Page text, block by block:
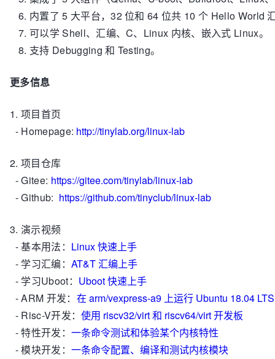
内置了 5 大平台，32 位和 64 位共 10 个 Hello World
可以学 Shell、汇编、C、Linux 内核、嵌入式 Linux。
支持 Debugging 和 Testing。
更多信息
1. 项目首页
- Homepage: http://tinylab.org/linux-lab
2. 项目仓库
- Gitee: https://gitee.com/tinylab/linux-lab
- Github: https://github.com/tinyclub/linux-lab
3. 演示视频
- 基本用法： Linux 快速上手
- 学习汇编： AT&T 汇编上手
- 学习Uboot： Uboot 快速上手
- ARM 开发： 在 arm/vexpress-a9 上运行 Ubuntu 18.04 LTS
- Risc-V开发：使用 riscv32/virt 和 riscv64/virt 开发板
- 特性开发： 一条命令测试和体验某个内核特性
- 模块开发： 一条命令配置、编译和测试内核模块